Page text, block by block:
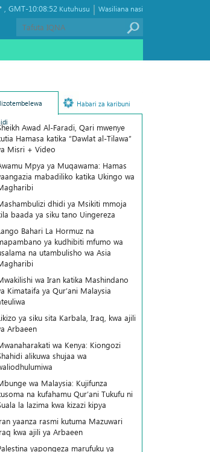
GMT-10:08:52 Wasiliana nasi
|
Kutuhusu
Habari za karibuni
Awad Al-Faradi, Qari mwenye
Hamasa katika “Dawlat al-Tilawa”
Misri + Video
Mpya ya Muqawama: Hamas
mabadiliko katika Ukingo wa
dhidi ya Msikiti mmoja
baada ya siku tano Uingereza
Bahari La Hormuz na
ya kudhibiti mfumo wa
na utambulisho wa Asia
wa Iran katika Mashindano
Kimataifa ya Qur’ani Malaysia
ya siku sita Karbala, Iraq, kwa ajili
Arbaeen
wa Kenya: Kiongozi
alikuwa shujaa wa
wa Malaysia: Kujifunza
na kufahamu Qur’ani Tukufu ni
la lazima kwa kizazi kipya
yaanza rasmi kutuma Mazuwari
kwa ajili ya Arbaeen
yapongeza marufuku ya